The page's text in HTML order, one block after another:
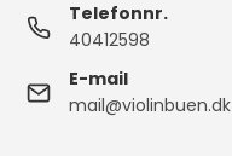
Telefonnr.
40412598
E-mail
mail@violinbuen.dk